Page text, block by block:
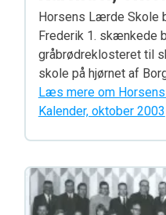
Horsens Lærde Skole
Frederik 1. skænkede
gråbrødreklosteret til
skole på hjørnet af
Læs mere om
Kalender, oktober 2003